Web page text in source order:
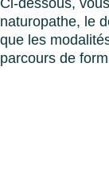
Ci-dessous,
naturopathe, le
que les
parcours de